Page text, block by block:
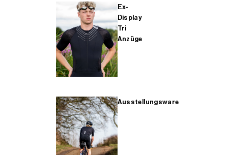
Ex-
Display
Tri
Anzüge
Ausstellungsware